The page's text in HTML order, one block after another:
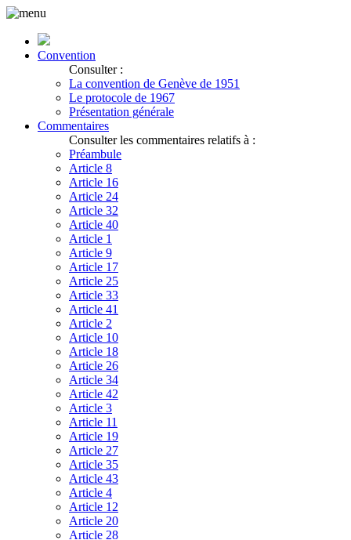
Convention
Consulter :
La convention de Genève de 1951
Le protocole de 1967
Présentation générale
Commentaires
Consulter les commentaires relatifs à :
Préambule
Article 8
Article 16
Article 24
Article 32
Article 40
Article 1
Article 9
Article 17
Article 25
Article 33
Article 41
Article 2
Article 10
Article 18
Article 26
Article 34
Article 42
Article 3
Article 11
Article 19
Article 27
Article 35
Article 43
Article 4
Article 12
Article 20
Article 28